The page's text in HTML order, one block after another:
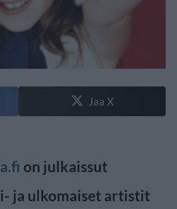
Jaa X
on julkaissut
ja ulkomaiset artistit